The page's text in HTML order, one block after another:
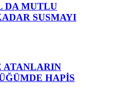
DA MUTLU
SUSMAYI
ATANLARIN
HAPİS